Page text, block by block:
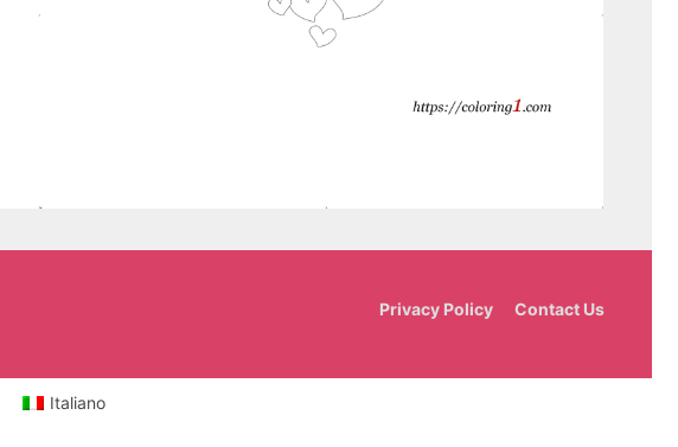
Privacy Policy Contact Us
Italiano